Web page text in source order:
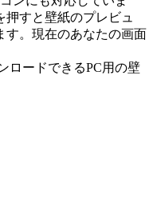
すと壁紙のプレビュ
す。現在のあなたの画面
ロードできるPC用の壁